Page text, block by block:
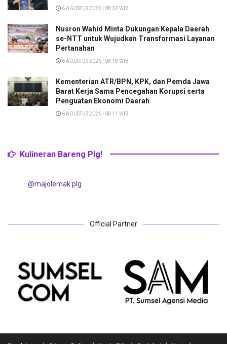
6 AGUSTUS 2026 | 08:32 WIB
Nusron Wahid Minta Dukungan Kepala Daerah
se-NTT untuk Wujudkan Transformasi Layanan
Pertanahan
6 AGUSTUS 2026 | 08:18 WIB
Kementerian ATR/BPN, KPK, dan Pemda Jawa
Barat Kerja Sama Pencegahan Korupsi serta
Penguatan Ekonomi Daerah
6 AGUSTUS 2026 | 08:11 WIB
Kulineran Bareng Plg!
@majolemak.plg
Official Partner